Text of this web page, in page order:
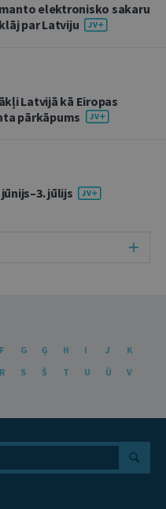
elektronisko sakaru
par Latviju
Latvijā kā Eiropas
pārkāpums
jūlijs
F G Ģ H I J
K
R S Š T U Ū
V